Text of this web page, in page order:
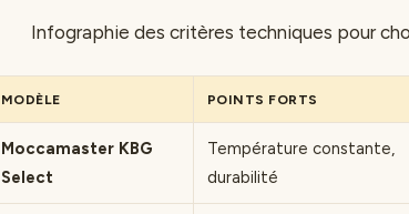
Infographie des critères techniques pour
MODÈLE POINTS FORTS
Moccamaster KBG
Select
Température constante,
durabilité